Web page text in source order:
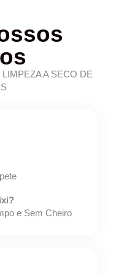
A SECO DE
e Sem Cheiro